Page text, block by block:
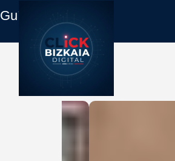
Guía Empresas